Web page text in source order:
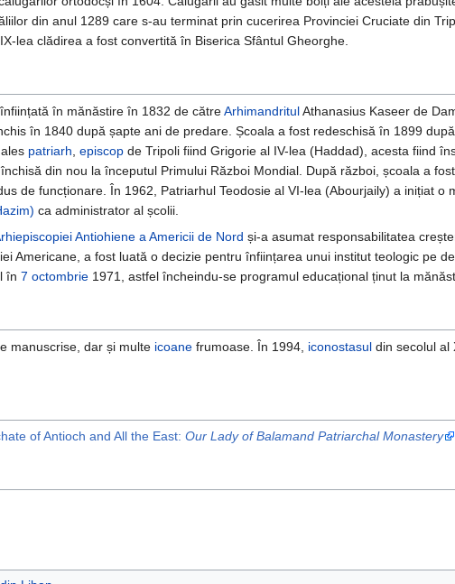
din anul 1289 care s-au terminat prin cucerirea Provinciei Cruciate din
lea clădirea a fost convertită în Biserica Sfântul Gheorghe.
în mănăstire în 1832 de cătreArhimandritulAthanasius Kaseer de
în 1840 după șapte ani de predare. Școala a fost redeschisă în 1899
patriarh, episcop de Tripoli fiind Grigorie al IV-lea (Haddad), acesta fiind
din nou la începutul Primului Război Mondial. După război, școala a fost
de funcționare. În 1962, Patriarhul Teodosie al VI-lea (Abourjaily) a inițiat
ca administrator al școlii.
Antiohiene a Americii de Nord și-a asumat responsabilitatea
Americane, a fost luată o decizie pentru înființarea unui institut teologic pe
în 7 octombrie 1971, astfel încheindu-se programul educațional ținut la
manuscrise, dar și multe icoane frumoase. În 1994, iconostasul din secolul al
of Antioch and All the East: Our Lady of Balamand Patriarchal Monastery